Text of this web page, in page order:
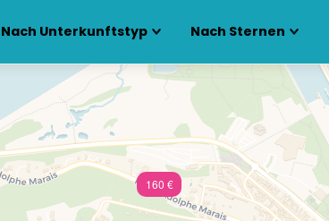
Nach Unterkunftstyp Nach Sternen
160 €